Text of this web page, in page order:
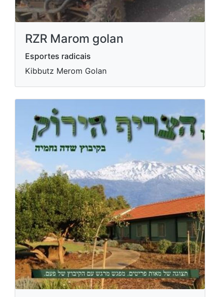
RZR Marom golan
Esportes radicais
Kibbutz Merom Golan